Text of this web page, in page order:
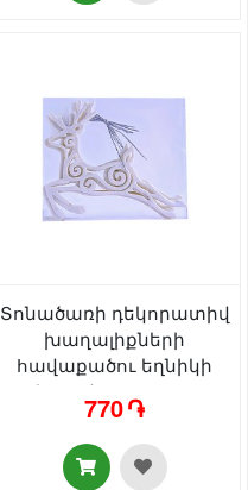
Տոնածառի դեկորատիվ
խաղալիքների
հավաքածու եղնիկի
տեսքով AG241-41-34
սպիտակ փայլով 6 հատ
770 ֏